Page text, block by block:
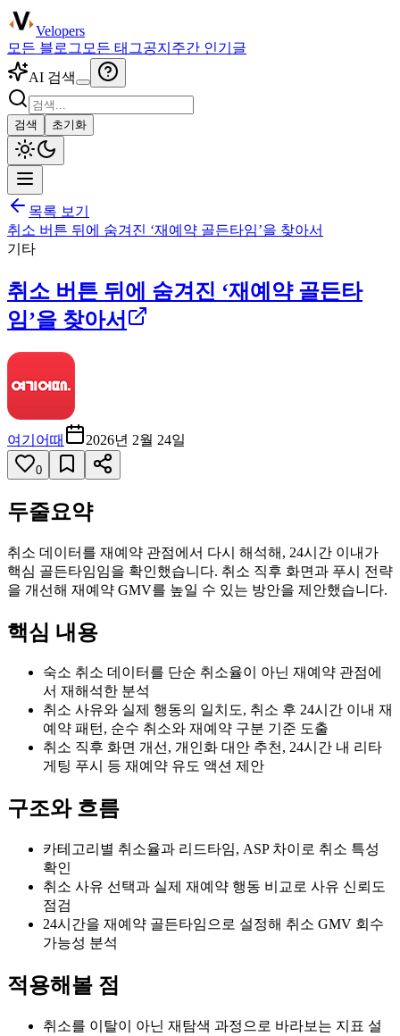
Velopers
모든 블로그 모든 태그공지 주간 인기글
AI 검색
검색 초기화
목록 보기
취소 버튼 뒤에 숨겨진 ‘재예약 골든타임’을 찾아서
기타
취소 버튼 뒤에 숨겨진 ‘재예약 골든타
임’을 찾아서
여기어때 2026년 2월 24일
0
두줄요약
취소 데이터를 재예약 관점에서 다시 해석해, 24시간 이내가
핵심 골든타임임을 확인했습니다. 취소 직후 화면과 푸시 전략
을 개선해 재예약 GMV를 높일 수 있는 방안을 제안했습니다.
핵심 내용
숙소 취소 데이터를 단순 취소율이 아닌 재예약 관점에
서 재해석한 분석
취소 사유와 실제 행동의 일치도, 취소 후 24시간 이내 재
예약 패턴, 순수 취소와 재예약 구분 기준 도출
취소 직후 화면 개선, 개인화 대안 추천, 24시간 내 리타
게팅 푸시 등 재예약 유도 액션 제안
구조와 흐름
카테고리별 취소율과 리드타임, ASP 차이로 취소 특성
확인
취소 사유 선택과 실제 재예약 행동 비교로 사유 신뢰도
점검
24시간을 재예약 골든타임으로 설정해 취소 GMV 회수
가능성 분석
적용해볼 점
취소를 이탈이 아닌 재탐색 과정으로 바라보는 지표 설